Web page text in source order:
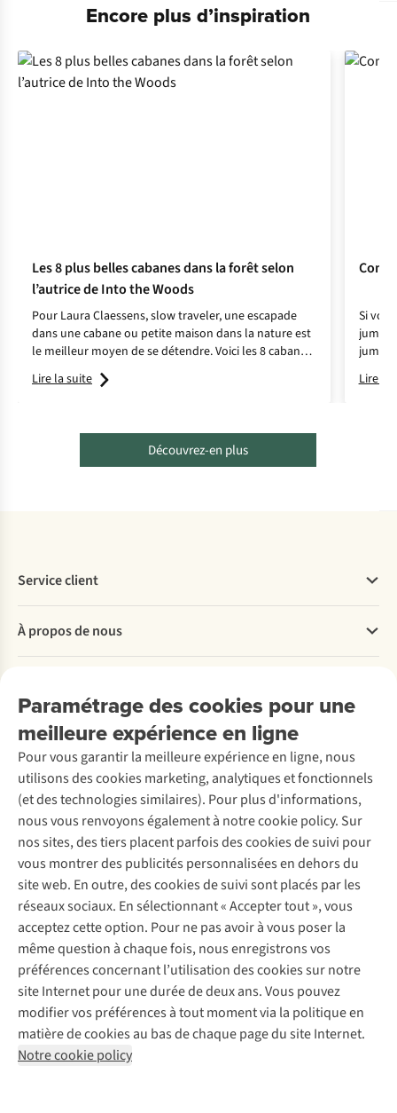
Encore plus d’inspiration
Les 8 plus belles cabanes dans la forêt selon
l’autrice de Into the Woods
Pour Laura Claessens, slow traveler, une escapade
dans une cabane ou petite maison dans la nature est
le meilleur moyen de se détendre. Voici les 8 cabanes
dans lesquelles elle aime se rendre.
Lire la suite
Si
Lire la
Découvrez-en plus
Paramétrage des cookies pour une
meilleure expérience en ligne
Pour vous garantir la meilleure expérience en ligne, nous
utilisons des cookies marketing, analytiques et fonctionnels
(et des technologies similaires). Pour plus d'informations,
nous vous renvoyons également à notre cookie policy. Sur
nos sites, des tiers placent parfois des cookies de suivi pour
vous montrer des publicités personnalisées en dehors du
site web. En outre, des cookies de suivi sont placés par les
réseaux sociaux. En sélectionnant « Accepter tout », vous
acceptez cette option. Pour ne pas avoir à vous poser la
même question à chaque fois, nous enregistrons vos
préférences concernant l’utilisation des cookies sur notre
site Internet pour une durée de deux ans. Vous pouvez
modifier vos préférences à tout moment via la politique en
matière de cookies au bas de chaque page du site Internet.
Notre cookie policy
Service client
Commander
Payer
Retourner
Rétractation d'une commande
Entretien & réparations
Garantie
Contactez-nous
À propos de nous
Entreprise responsable
À propos d’Ayacucho
Nos magasins
À propos d’A.S.Adventure
Déclaration d'accessibilité
Location / Location sports d’hiver
Seconde-main
Entretien de ski
Service de lavage
Entretien de chaussures
Réparation de chaussures
Réparation de vêtements
Retouches
Pour les entreprises
Découvrez
A.S.Magazine
Explore Camp
Expertise & conseils
Abonnez-vous à la newsletter
Suivez-nous
Mentions légales
Politique de confidentialité
Conditions générales
Cookie Policy